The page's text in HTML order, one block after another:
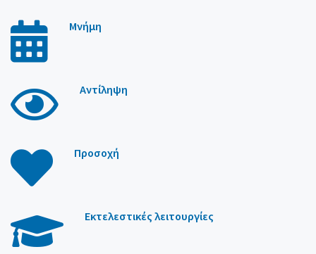
Μνήμη
Αντίληψη
Προσοχή
Εκτελεστικές λειτουργίες